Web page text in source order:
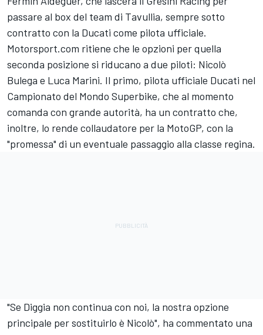
passare al box del team di Tavullia, sempre sotto
contratto con la Ducati come pilota ufficiale.
Motorsport.com ritiene che le opzioni per quella
seconda posizione si riducano a due piloti: Nicolò
Bulega e Luca Marini. Il primo, pilota ufficiale Ducati nel
Campionato del Mondo Superbike, che al momento
comanda con grande autorità, ha un contratto che,
inoltre, lo rende collaudatore per la MotoGP, con la
"promessa" di un eventuale passaggio alla classe regina.
"Se Diggia non continua con noi, la nostra opzione
principale per sostituirlo è Nicolò", ha commentato una